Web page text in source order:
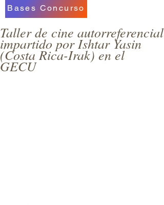
Bases Concurso
Taller de cine autorreferencial
impartido por Ishtar Yasin
(Costa Rica-Irak) en el
GECU